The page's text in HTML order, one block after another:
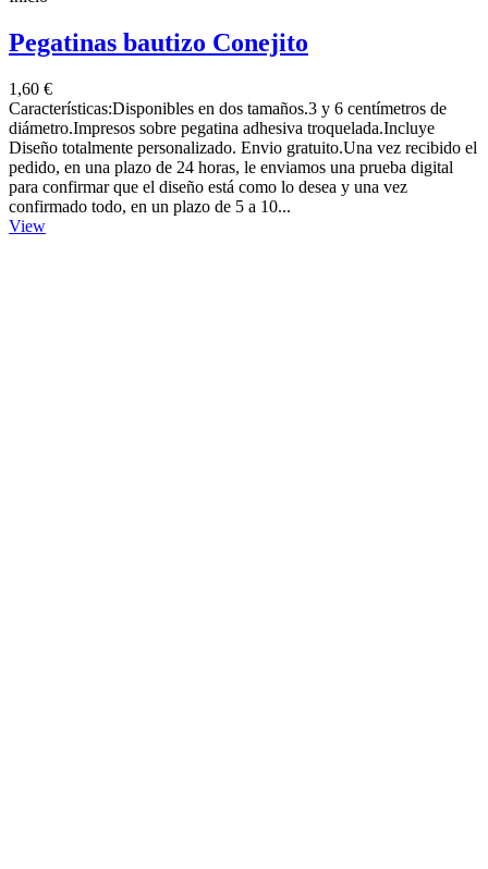
Pegatinas bautizo Conejito
1,60 €
Características:Disponibles en dos tamaños.3 y 6 centímetros de
diámetro.Impresos sobre pegatina adhesiva troquelada.Incluye
Diseño totalmente personalizado. Envio gratuito.Una vez recibido el
pedido, en una plazo de 24 horas, le enviamos una prueba digital
para confirmar que el diseño está como lo desea y una vez
confirmado todo, en un plazo de 5 a 10...
View